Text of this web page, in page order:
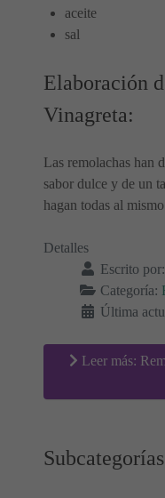
aceite
sal
Elaboración
Vinagreta:
Las remolachas han
sabor dulce y de un
hagan todas al
Detalles
Escrito por:
Categoría:
Última
Leer más:
Subcategorías